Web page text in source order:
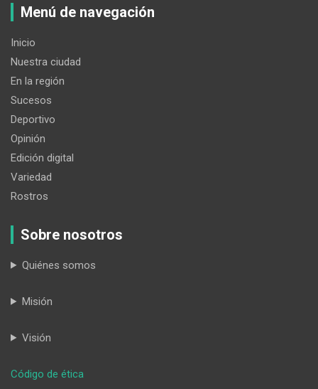
Menú de navegación
Inicio
Nuestra ciudad
En la región
Sucesos
Deportivo
Opinión
Edición digital
Variedad
Rostros
Sobre nosotros
Quiénes somos
Misión
Visión
Código de ética